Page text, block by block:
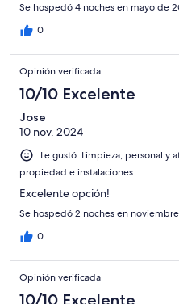
Se hospedó 4 noches en mayo de
0
Opinión verificada
10/10 Excelente
Jose
10 nov. 2024
Le gustó: Limpieza, personal y
propiedad e instalaciones
Excelente opción!
Se hospedó 2 noches en
0
Opinión verificada